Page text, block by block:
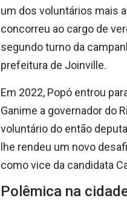
um dos voluntários mais
concorreu ao cargo de
segundo turno da
prefeitura de Joinville.
Em 2022, Popó entrou
Ganime a governador do
voluntário do então
lhe rendeu um novo
como vice da candidata
Polêmica na